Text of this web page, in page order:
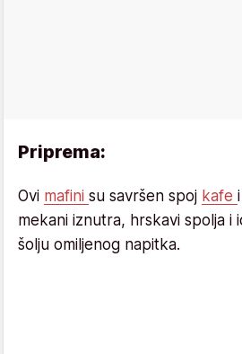
Priprema:
Ovi mafini su savršen spoj kafe
mekani iznutra, hrskavi spolja i
šolju omiljenog napitka.